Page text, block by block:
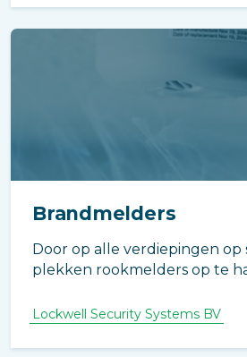
mobiele netwerk, dus ook via
Brandmelders
Door op alle verdiepingen op
plekken rookmelders op te
Lockwell Security Systems BV